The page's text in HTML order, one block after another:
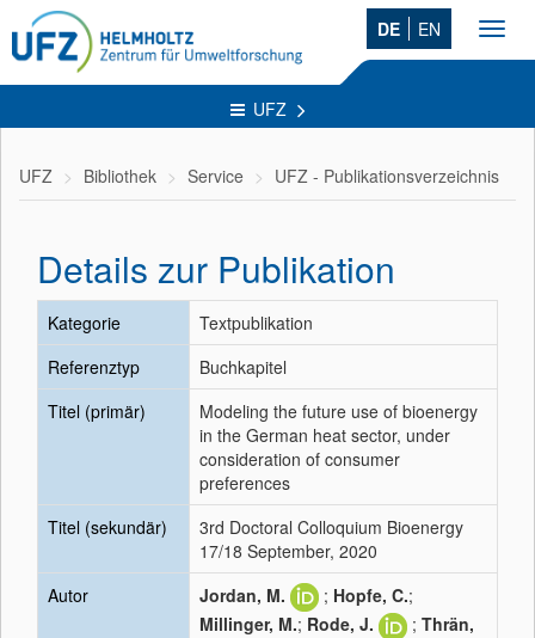
DE EN
UFZ
UFZ Bibliothek Service UFZ - Publikationsverzeichnis
Details zur Publikation
Kategorie
Textpublikation
Referenztyp
Buchkapitel
Titel (primär)
Modeling the future use of bioenergy
in the German heat sector, under
consideration of consumer
preferences
Titel (sekundär)
3rd Doctoral Colloquium Bioenergy
17/18 September, 2020
Autor
Jordan, M. ; Hopfe, C.;
Millinger, M.; Rode, J. ; Thrän,